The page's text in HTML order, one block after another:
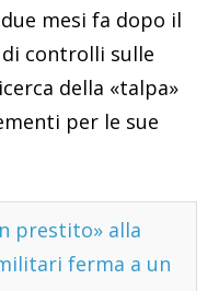
mesi fa dopo il
controlli sulle
della «talpa»
per le sue
prestito» alla
ferma a un